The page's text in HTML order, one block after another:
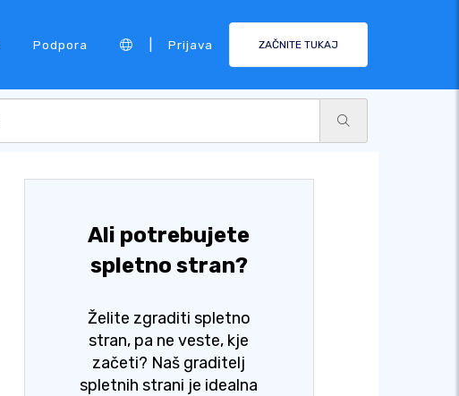
Podpora Prijava ZAČNITE TUKAJ
Ali potrebujete
spletno stran?
Želite zgraditi spletno
stran, pa ne veste, kje
začeti? Naš graditelj
spletnih strani je idealna